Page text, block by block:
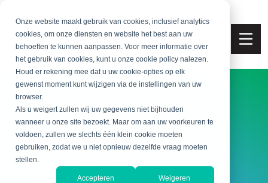
Onze website maakt gebruik van cookies, inclusief analytics
cookies, om onze diensten en website het best aan uw
behoeften te kunnen aanpassen. Voor meer informatie over
het gebruik van cookies, kunt u onze cookie policy nalezen.
Houd er rekening mee dat u uw cookie-opties op elk
gewenst moment kunt wijzigen via de instellingen van uw
browser.
Als u weigert zullen wij uw gegevens niet bijhouden
wanneer u onze site bezoekt. Maar om aan uw voorkeuren te
voldoen, zullen we slechts één klein cookie moeten
gebruiken, zodat we u niet opnieuw dezelfde vraag moeten
stellen.
Accepteren Weigeren
Ontwikkelen en
faciliteren van de
Triple Helix